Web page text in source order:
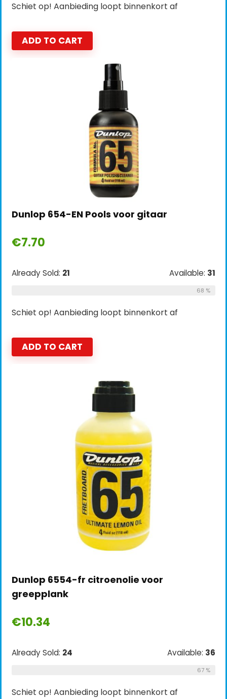
Schiet op! Aanbieding loopt binnenkort af
ADD TO CART
Dunlop 654-EN Pools voor gitaar
€7.70
Already Sold: 21 Available: 31
68 %
Schiet op! Aanbieding loopt binnenkort af
ADD TO CART
Dunlop 6554-fr citroenolie voor
greepplank
€10.34
Already Sold: 24 Available: 36
67 %
Schiet op! Aanbieding loopt binnenkort af